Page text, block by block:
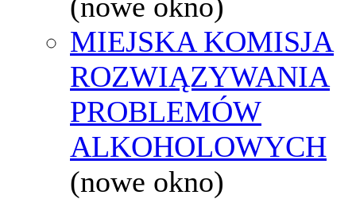
MIEJSKA KOMISJA
ROZWIĄZYWANIA
PROBLEMÓW
ALKOHOLOWYCH
(nowe okno)